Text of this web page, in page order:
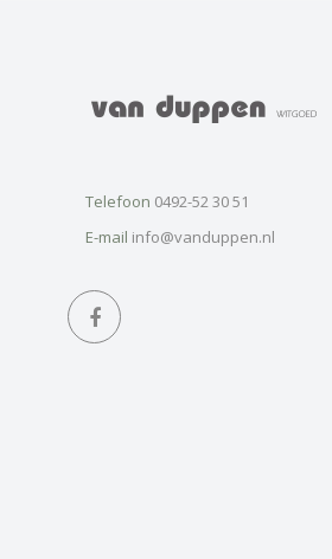
Telefoon 0492-52 30 51
E-mail info@vanduppen.nl